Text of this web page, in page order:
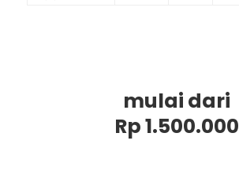
mulai dari
Rp 1.500.000